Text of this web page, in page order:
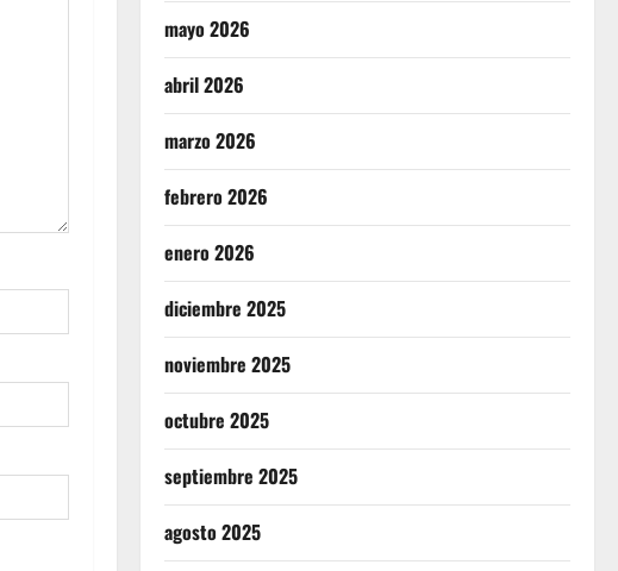
mayo 2026
abril 2026
marzo 2026
febrero 2026
enero 2026
diciembre 2025
noviembre 2025
octubre 2025
septiembre 2025
agosto 2025